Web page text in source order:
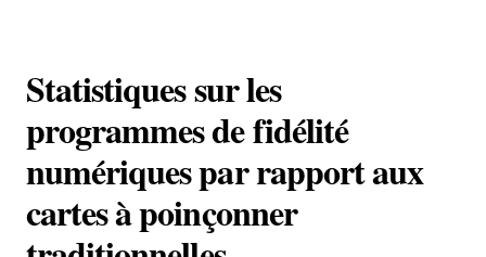
Statistiques sur les
programmes de fidélité
numériques par rapport aux
cartes à poinçonner